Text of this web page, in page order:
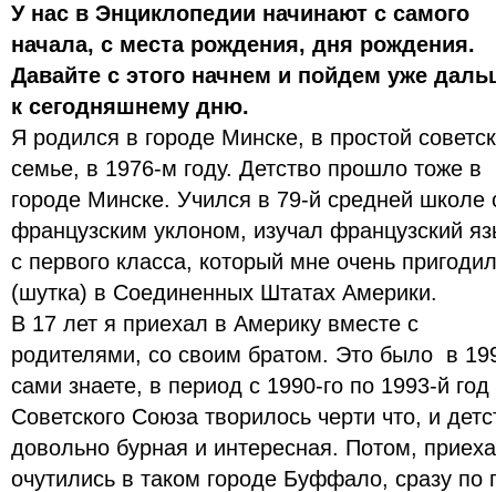
У нас в Энциклопедии начинают с самого
начала, с места рождения, дня рождения.
Давайте с этого начнем и пойдем уже
к сегодняшнему дню.
Я родился в городе Минске, в простой
семье, в 1976-м году. Детство прошло тоже в
городе Минске. Учился в 79-й средней школе
французским уклоном, изучал французский
с первого класса, который мне очень
(шутка) в Соединенных Штатах Америки.
В 17 лет я приехал в Америку вместе с
родителями, со своим братом. Это было в
сами знаете, в период с 1990-го по 1993-й
Советского Союза творилось черти что, и
довольно бурная и интересная. Потом,
очутились в таком городе Буффало, сразу по